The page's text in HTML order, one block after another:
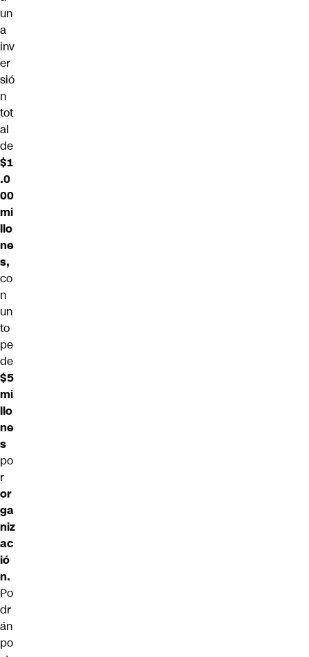
un
a
inv
er
sió
n
tot
al
de
$1
.0
00
mi
llo
ne
s,
co
n
un
to
pe
de
$5
mi
llo
ne
s
po
r
or
ga
niz
ac
ió
n.
Po
dr
án
po